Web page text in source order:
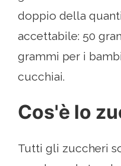
doppio della
accettabile: 50
grammi per i
cucchiai.
Cos'è lo
Tutti gli zuccheri